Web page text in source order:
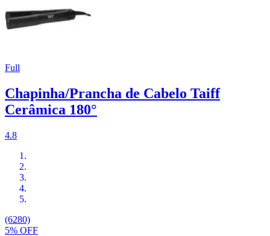
Full
Chapinha/Prancha de Cabelo Taiff
Cerâmica 180°
4.8
(6280)
5% OFF